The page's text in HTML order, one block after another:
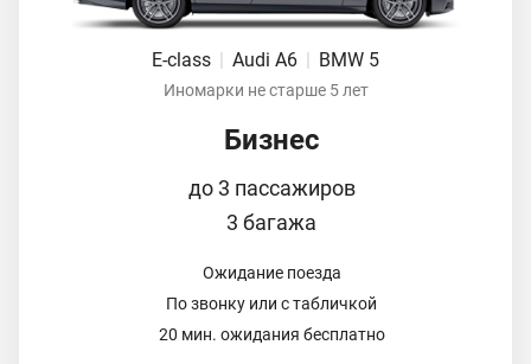
E-class | Audi A6 | BMW 5
Иномарки не старше 5 лет
Бизнес
до 3 пассажиров
3 багажа
Ожидание поезда
По звонку или с табличкой
20 мин. ожидания бесплатно